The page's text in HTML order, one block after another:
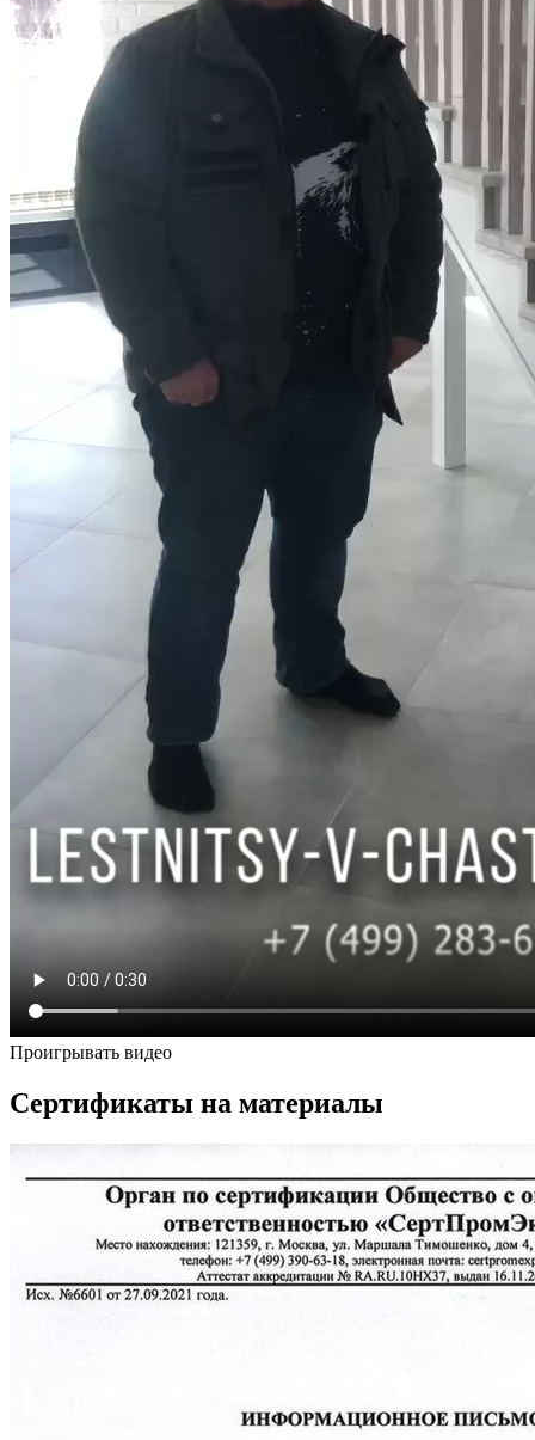
Проигрывать видео
Сертификаты на материалы